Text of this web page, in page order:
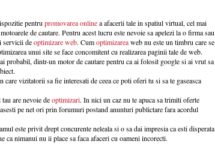
pentru promovarea onlinea afacerii tale in spatiul virtual, cel mai
de cautare. Pentru acest lucru este nevoie sa apelezi la o firma sau
servicii deoptimizare web. Cumoptimizareaweb nu este un timbru care se
unui site se face concomitent cu realizarea paginii tale de web.
probabil, dintr-un motor de cautare pentru ca ai folosit google si ai vrut sa
care vizitatorii sa fie interesati de ceea ce poti oferi tu si sa te gaseasca
are nevoie deoptimizari. In nici un caz nu te apuca sa trimiti oferte
pe net ori prin forumuri postand anunturi publictare fara acordul
este privit drept concurente neleala si o sa dai impresia ca esti disperata
ca nimanui nu ii place sa faca afaceri cu oameni incorecti.